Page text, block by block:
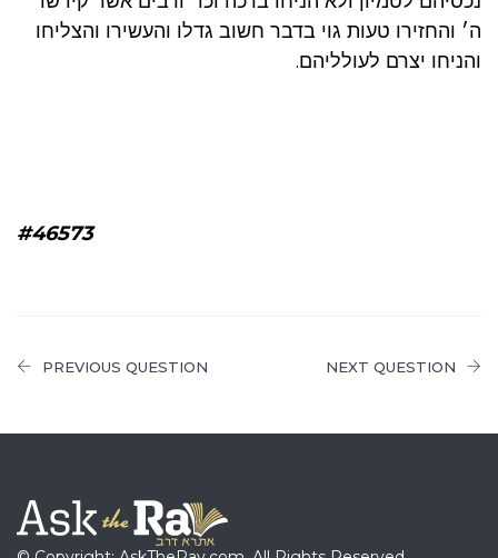
ה׳ והחזירו טעות גוי בדבר חשוב גדלו והעשירו והצליחו
והניחו יצרם לעולליהם.
#46573
PREVIOUS QUESTION NEXT QUESTION